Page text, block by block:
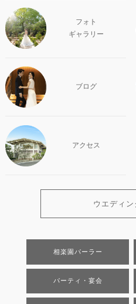
フォト
ギャラリー
ブログ
アクセス
ウエディ
相楽園パーラー
パーティ・宴会